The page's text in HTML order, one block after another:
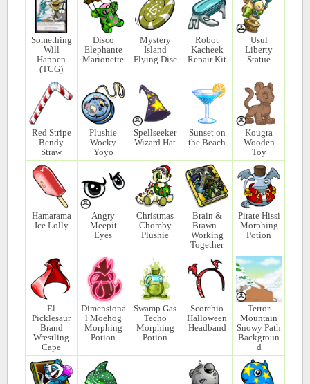
Something
Will
Happen
(TCG)
Disco
Elephante
Marionette
Mystery
Island
Flying Disc
Robot
Kacheek
Repair Kit
Usul
Liberty
Statue
Red Stripe
Bendy
Straw
Plushie
Wocky
Yoyo
Spellseeker
Wizard Hat
Sunset on
the Beach
Kougra
Wooden
Toy
Hamarama
Ice Lolly
Angry
Meepit
Eyes
Christmas
Chomby
Plushie
Brain &
Brawn -
Working
Together
Pirate Hissi
Morphing
Potion
El
Picklesaur
Brand
Wrestling
Cape
Dimensiona
l Moehog
Morphing
Potion
Swamp Gas
Techo
Morphing
Potion
Scorchio
Halloween
Headband
Terror
Mountain
Snowy Path
Backgroun
d